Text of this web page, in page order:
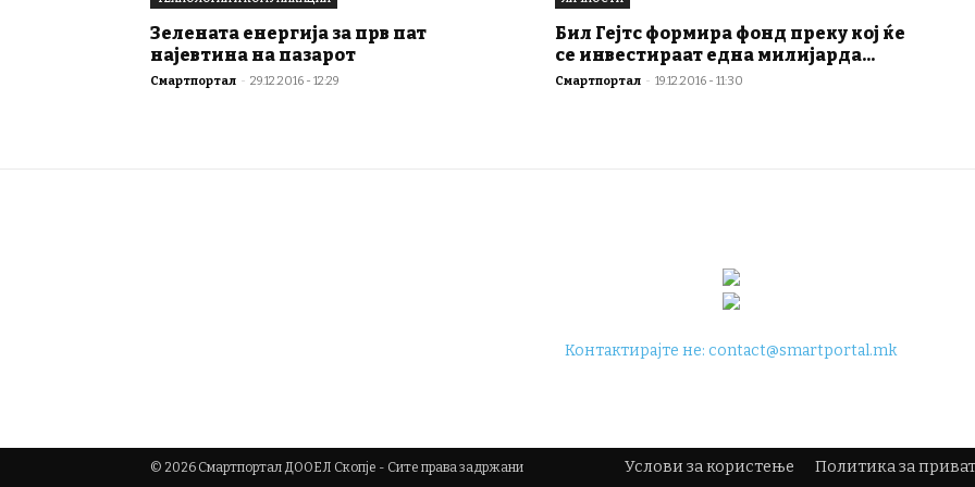
Зелената енергија за прв пат
најевтина на пазарот
Смартпортал - 29.12.2016 - 12:29
Бил Гејтс формира фонд преку кој ќе
се инвестираат една милијарда...
Смартпортал - 19.12.2016 - 11:30
Контактирајте не:contact@smartportal.mk
Услови за користење Политика за
© 2026 Смартпортал ДООЕЛ Скопје - Сите права задржани